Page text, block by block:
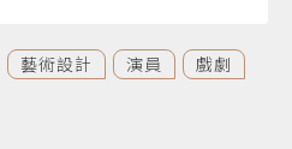
藝術設計 演員
戲劇